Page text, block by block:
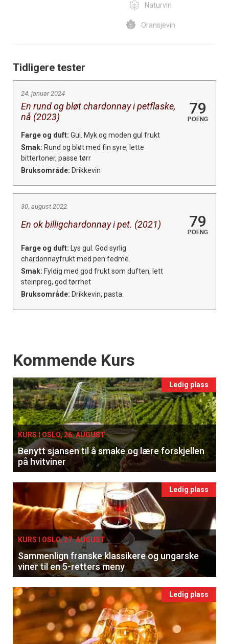
Naturvin
Oransjevin
Tidligere tester
24. januar 2024
En rund og bløt chardonnay i petflaske,
nå (2023)
79
POENG
Farge og duft: Gul. Myk og moden gul frukt
Smak: Rund og bløt med fin syre, lette
bittertoner, passe tørr
Bruksområde: Drikkevin
30. august 2022
En ok billigchardonnay i pet. (2021) 79
POENG
Farge og duft: Lys gul. God syrlig
chardonnayfrukt med pen fedme.
Smak: Fyldig med god frukt som duften, lett
steinpreg, god tørrhet
Bruksområde: Drikkevin, pasta.
Events
Kommende Kurs
Ledig plass
KURS I OSLO, 26. AUGUST
Benytt sjansen til å smake og lære forskjellen
på hvitviner
Ledig plass
KURS I OSLO, 27. AUGUST
Sammenlign franske klassikere og ungarske
viner til en 5-retters meny
Ledig plass